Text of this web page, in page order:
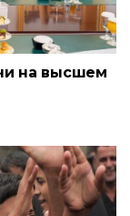
на высшем